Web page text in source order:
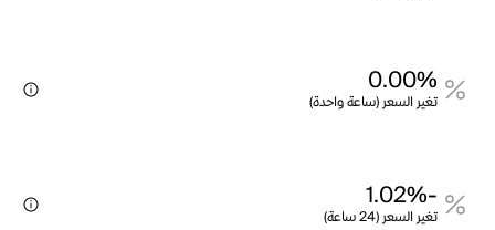
0.00%
تغير السعر (ساعة واحدة)
-1.02%
تغير السعر (24 ساعة)